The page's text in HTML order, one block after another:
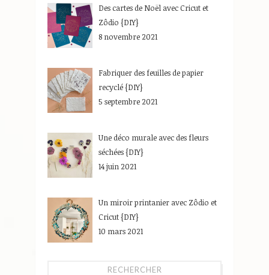
Des cartes de Noël avec Cricut et
Zôdio {DIY}
8 novembre 2021
Fabriquer des feuilles de papier
recyclé {DIY}
5 septembre 2021
Une déco murale avec des fleurs
séchées {DIY}
14 juin 2021
Un miroir printanier avec Zôdio et
Cricut {DIY}
10 mars 2021
RECHERCHER